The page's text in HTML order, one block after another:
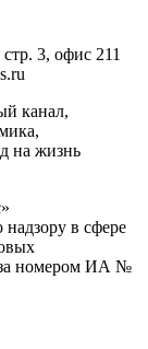
3, офис 211
канал,
на жизнь
в сфере
за номером ИА №